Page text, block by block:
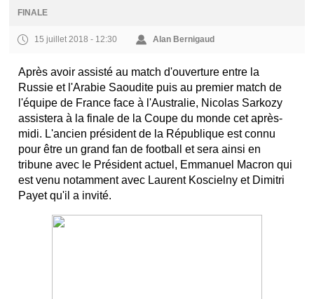
FINALE
15 juillet 2018 - 12:30 Alan Bernigaud
Après avoir assisté au match d'ouverture entre la
Russie et l'Arabie Saoudite puis au premier match de
l'équipe de France face à l'Australie, Nicolas Sarkozy
assistera à la finale de la Coupe du monde cet après-
midi. L'ancien président de la République est connu
pour être un grand fan de football et sera ainsi en
tribune avec le Président actuel, Emmanuel Macron qui
est venu notamment avec Laurent Koscielny et Dimitri
Payet qu'il a invité.